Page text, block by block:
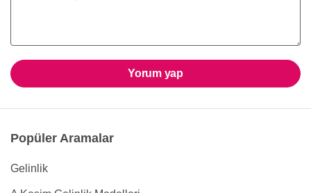
Yorum yap
Popüler Aramalar
Gelinlik